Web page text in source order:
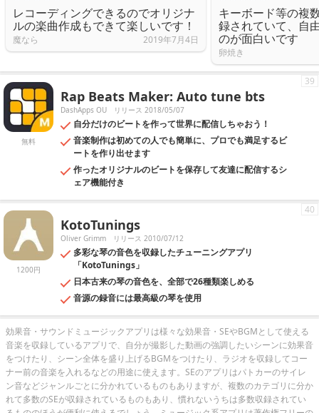
レコーディングできるのでオリジナ
ルの楽曲作成もできて楽しいです！
魔なら 2019年7月4日
キーボード等の複
録されていて、自
のが面白いです
卵焼き
無料
Rap Beats Maker: Auto tune bts
DashApps OU リリース 2018/05/07
自分だけのビートを作って世界に配信しちゃおう！
音楽制作は初めての人でも簡単に、プロでも満足するビ
ートを作り出せます
作ったオリジナルのビートを保存して友達に配信するシ
ェア機能付き
39
1200円
KotoTunings
Oliver Grimm リリース 2010/07/12
多彩な琴の音色を収録したチューニングアプリ
「KotoTunings」
日本古来の琴の音色を、全部で26種類楽しめる
音源の録音には最高級の琴を使用
40
効果音・サウンドミュージックアプリは様々な効果音・SEやBGMとして使える
音楽を収録しているアプリで、自分が撮影した動画の強調したいシーンに効果音
をつけたり、シーン全体を盛り上げるBGMをつけたり、ラジオを収録してコー
ナー前の音楽を入れるなどの用途に使えます。SEのアプリはパトカーのサイレ
ン音などジャンルごとに分かれているものもありますが、複数のカテゴリに分か
れて多数のSEが収録されているものもあり、慣れないうちは多数収録されてい